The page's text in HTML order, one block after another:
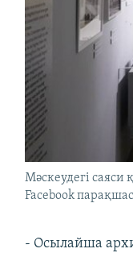
Мәскеудегі
Facebook
- Осылайша